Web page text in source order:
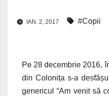
IAN. 2, 2017 #Copii
Pe 28 decembrie 2016,
din Colonița s-a
genericul “Am venit să